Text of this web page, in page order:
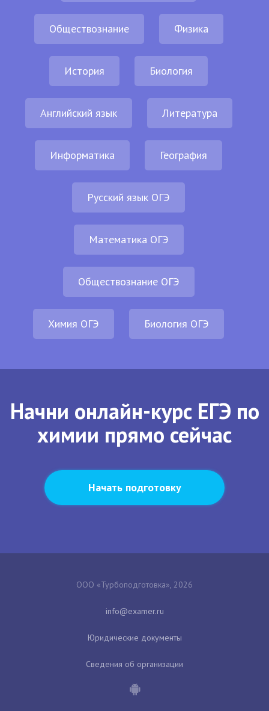
Обществознание Физика
История Биология
Английский язык Литература
Информатика География
Русский язык ОГЭ
Математика ОГЭ
Обществознание ОГЭ
Химия ОГЭ Биология ОГЭ
Начни онлайн-курс ЕГЭ по
химии прямо сейчас
Начать подготовку
ООО «Турбоподготовка», 2026
Юридические документы
Сведения об организации